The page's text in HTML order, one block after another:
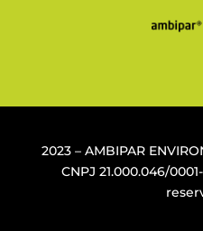
2023 – AMBIPAR
CNPJ21.000.046/